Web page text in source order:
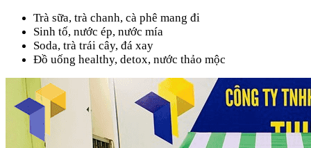
Trà sữa, trà chanh, cà phê mang đi
Sinh tố, nước ép, nước mía
Soda, trà trái cây, đá xay
Đồ uống healthy, detox, nước thảo mộc